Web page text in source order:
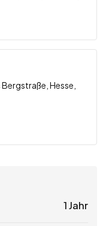
Hesse,
1 Jahr